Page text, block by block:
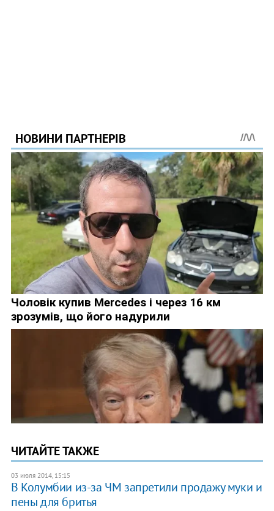
ЧИТАЙТЕ ТАКЖЕ
03 июля 2014, 15:15
В Колумбии из-за ЧМ запретили продажу муки и
пены для бритья